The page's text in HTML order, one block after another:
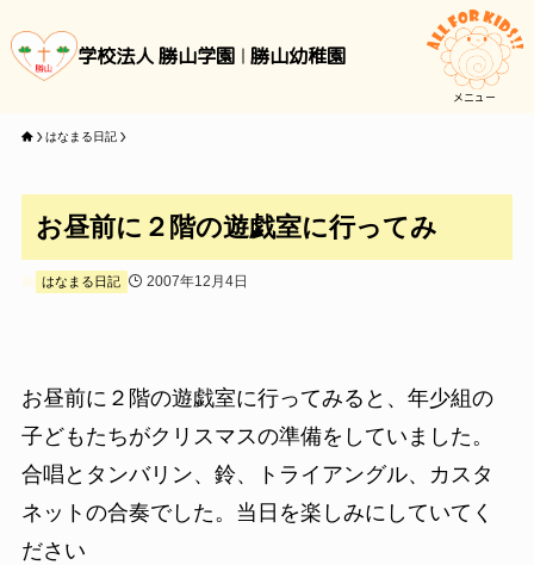
学校法人 勝山学園 勝山幼稚園
メニュー
はなまる日記
お昼前に２階の遊戯室に行ってみ
はなまる日記 2007年12月4日
お昼前に２階の遊戯室に行ってみると、年少組の
子どもたちがクリスマスの準備をしていました。
合唱とタンバリン、鈴、トライアングル、カスタ
ネットの合奏でした。当日を楽しみにしていてく
ださい